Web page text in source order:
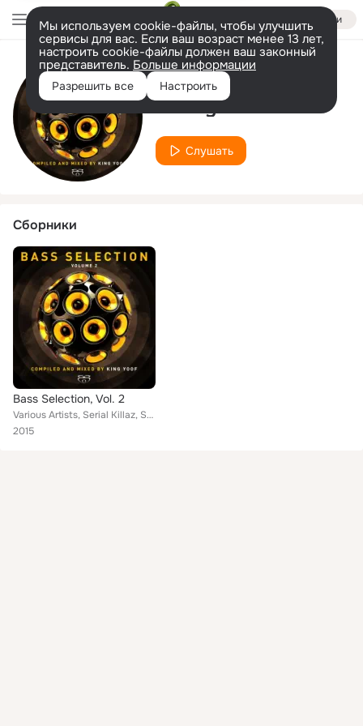
Войти
Мы используем cookie-файлы, чтобы улучшить
сервисы для вас. Если ваш возраст менее 13 лет,
настроить cookie-файлы должен ваш законный
представитель. Больше информации
Разрешить все Настроить
Исполнитель
Daddy Colonel
Слушать
Сборники
Bass Selection, Vol. 2
Various Artists, Serial Killaz, Skanx, Rhythm Riders, King Yoof, Aries, Madd Inc, Tuff & Powa feat. Jah Mirikle, Mr Williamz, Ra...
2015